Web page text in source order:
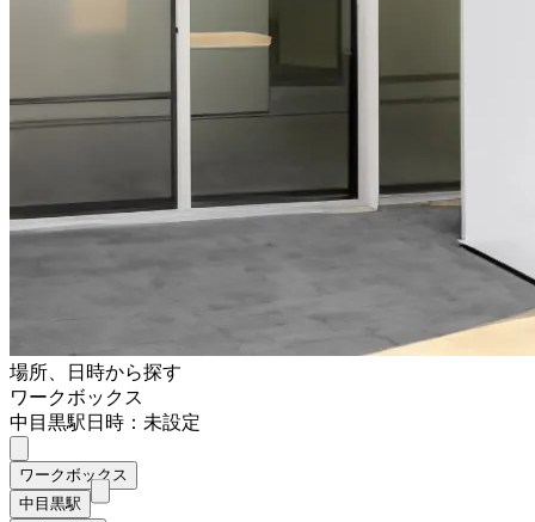
場所、日時から探す
ワークボックス
中目黒駅日時：未設定
ワークボックス
中目黒駅